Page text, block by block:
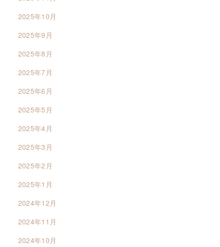
2025年10月
2025年9月
2025年8月
2025年7月
2025年6月
2025年5月
2025年4月
2025年3月
2025年2月
2025年1月
2024年12月
2024年11月
2024年10月